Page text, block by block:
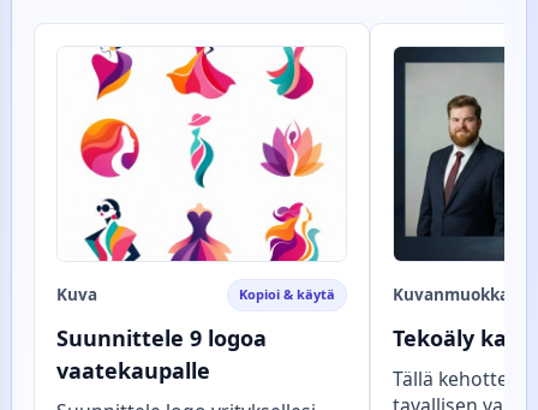
Kuva Kopioi & käytä
Suunnittele 9 logoa
vaatekaupalle
Kuvanmuokkaus
Tekoäly
Tällä
tavallisen